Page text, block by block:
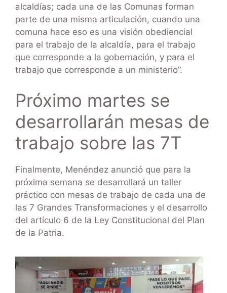
alcaldías; cada una de las Comunas forman
parte de una misma articulación, cuando una
comuna hace eso es una visión obediencial
para el trabajo de la alcaldía, para el trabajo
que corresponde a la gobernación, y para el
trabajo que corresponde a un ministerio”.
Próximo martes se
desarrollarán mesas de
trabajo sobre las 7T
Finalmente, Menéndez anunció que para la
próxima semana se desarrollará un taller
práctico con mesas de trabajo de cada una de
las 7 Grandes Transformaciones y el desarrollo
del artículo 6 de la Ley Constitucional del Plan
de la Patria.